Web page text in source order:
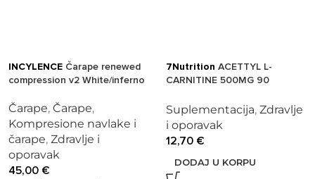
INCYLENCE Čarape renewed
compression v2 White/inferno
Čarape, Čarape,
Kompresione navlake i
čarape, Zdravlje i
oporavak
45,00 €
7Nutrition ACETTYL L-
CARNITINE 500MG 90
Suplementacija, Zdravlje
i oporavak
12,70 €
DODAJ U KORPU